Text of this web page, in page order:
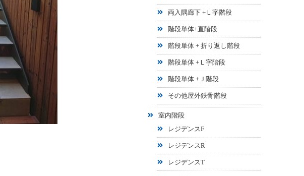
両入隅廊下 +Ｌ字階段
階段単体+直階段
階段単体 + 折り返し階段
階段単体 +Ｌ字階段
階段単体 +Ｊ階段
その他屋外鉄骨階段
室内階段
レジデンスF
レジデンスR
レジデンスT